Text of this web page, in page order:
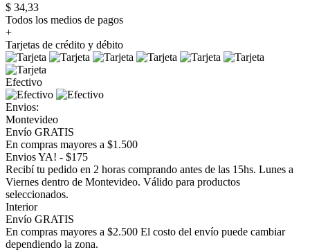
$ 34,33
Todos los medios de pagos
+
Tarjetas de crédito y débito
Efectivo
Envios:
Montevideo
Envío GRATIS
En compras mayores a $1.500
Envios YA! - $175
Recibí tu pedido en 2 horas comprando antes de las 15hs. Lunes a
Viernes dentro de Montevideo. Válido para productos
seleccionados.
Interior
Envío GRATIS
En compras mayores a $2.500 El costo del envío puede cambiar
dependiendo la zona.